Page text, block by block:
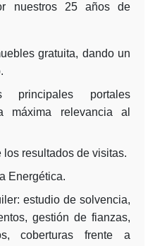
nuestros 25 años de
gratuita, dando un
principales portales
máxima relevancia al
los resultados de visitas.
Energética.
estudio de solvencia,
gestión de fianzas,
coberturas frente a